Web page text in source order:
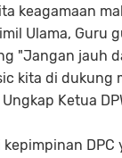
keagamaan
Ulama, Guru
"Jangan jauh
kita di dukung
Ketua
DPC